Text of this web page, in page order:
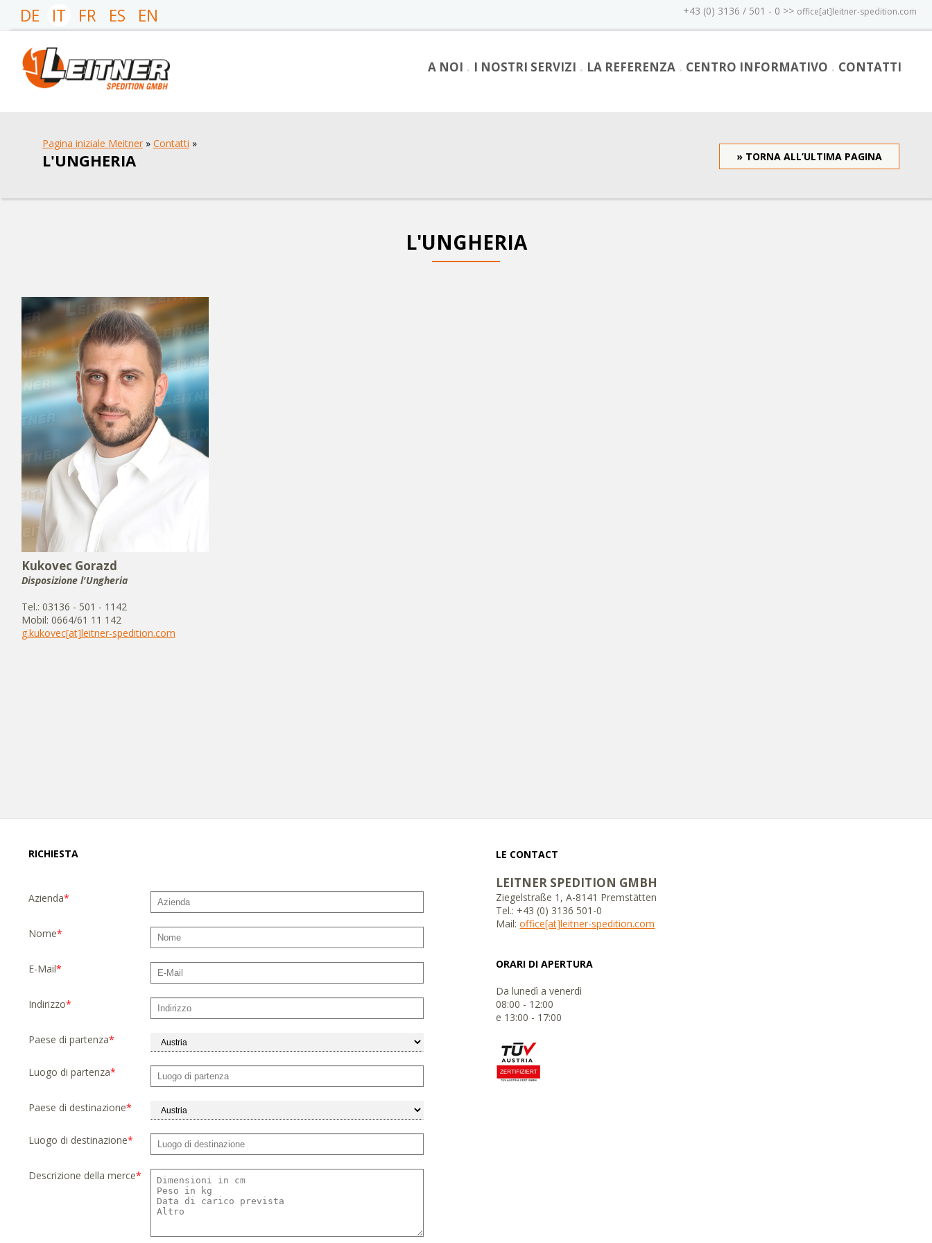
DE IT FR ES EN +43 (0) 3136 / 501 - 0 >> office[at]leitner-spedition.com
A NOI I NOSTRI SERVIZI LA REFERENZA CENTRO INFORMATIVO CONTATTI
Pagina iniziale Meitner » Contatti »
L'UNGHERIA » TORNA ALL’ULTIMA PAGINA
L'UNGHERIA
Kukovec Gorazd
Disposizione​​​​​​​ l'Ungheria
Tel.: 03136 - 501 - 1142
Mobil: 0664/61 11 142
g.kukovec[at]leitner-spedition.com
RICHIESTA
Azienda*
Nome*
E-Mail*
Indirizzo*
Paese di partenza*
Luogo di partenza*
Paese di destinazione*
Luogo di destinazione*
Descrizione della merce*
LE CONTACT
LEITNER SPEDITION GMBH
Ziegelstraße 1, A-8141 Premstätten
Tel.: +43 (0) 3136 501-0
Mail:office[at]leitner-spedition.com
ORARI DI APERTURA
Da lunedì a venerdì
08:00 - 12:00
e 13:00 - 17:00